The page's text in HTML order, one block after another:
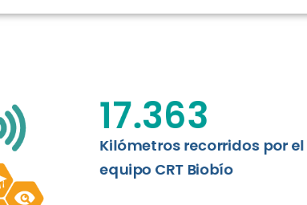
acercando la salud digital a los
Kilómetros recorridos por el
equipo CRT Biobío
17.363